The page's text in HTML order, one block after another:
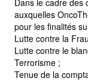
Dans le cadre des
auxquelles
pour les finalités
Lutte contre la
Lutte contre le
Terrorisme ;
Tenue de la